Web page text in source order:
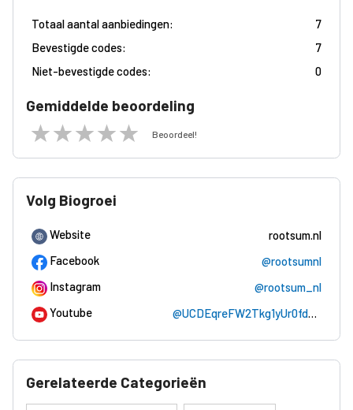
Totaal aantal aanbiedingen:
7
Bevestigde codes:
7
Niet-bevestigde codes:
0
Gemiddelde beoordeling
Beoordeel!
Volg Biogroei
Website
rootsum.nl
Facebook
@rootsumnl
Instagram
@rootsum_nl
Youtube
@UCDEqreFW2Tkg1yUr0fdxf2w
Gerelateerde Categorieën